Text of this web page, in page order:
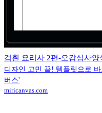
검흰 요리사 2편-오감심사양
디자인 고민 끝! 템플릿으로
버스'
miricanvas.com